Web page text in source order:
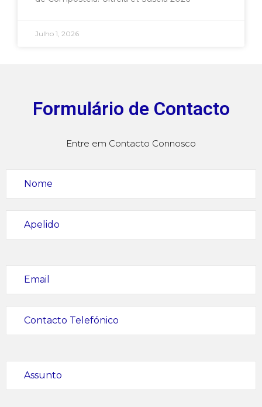
Julho 1, 2026
Formulário de Contacto
Entre em Contacto Connosco